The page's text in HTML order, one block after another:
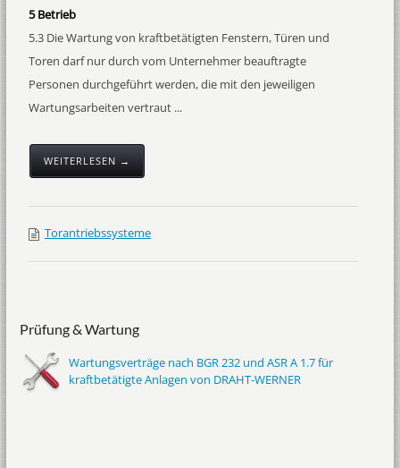
5 Betrieb
5.3 Die Wartung von kraftbetätigten Fenstern, Türen und
Toren darf nur durch vom Unternehmer beauftragte
Personen durchgeführt werden, die mit den jeweiligen
Wartungsarbeiten vertraut ...
WEITERLESEN →
Torantriebssysteme
Prüfung & Wartung
Wartungsverträge nach BGR 232 und ASR A 1.7 für
kraftbetätigte Anlagen von DRAHT-WERNER